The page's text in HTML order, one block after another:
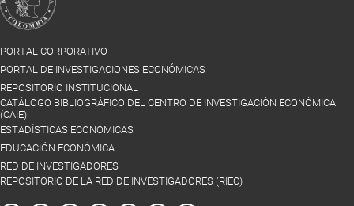
PORTAL CORPORATIVO
PORTAL DE INVESTIGACIONES ECONÓMICAS
REPOSITORIO INSTITUCIONAL
CATÁLOGO BIBLIOGRÁFICO DEL CENTRO DE INVESTIGACIÓN ECONÓMICA
(CAIE)
ESTADÍSTICAS ECONÓMICAS
EDUCACIÓN ECONÓMICA
RED DE INVESTIGADORES
REPOSITORIO DE LA RED DE INVESTIGADORES (RIEC)